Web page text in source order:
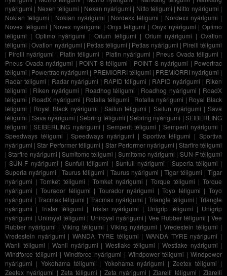
nyárigumi | Nexen téligumi | Nexen nyárigumi | Nitto téligumi | Nitto nyárigumi |
Nokian téligumi | Nokian nyárigumi | Nordexx téligumi | Nordexx nyárigumi |
Novex téligumi | Novex nyárigumi | Onyx téligumi | Onyx nyárigumi | Optimo
téligumi | Optimo nyárigumi |Orium téligumi | Orium nyárigumi |Ovation
téligumi |Ovation nyárigumi | Petlas téligumi | Petlas nyárigumi | Pirelli téligumi
| Pirelli nyárigumi | Platin téligumi | Platin nyárigumi | Pneus Ovada téligumi |
Pneus Ovada nyárigumi | POINT S téligumi | POINT S nyárigumi | Powertrac
téligumi | Powertrac nyárigumi | PREMIORRI téligumi | PREMIORRI nyárigumi |
Radar téligumi | Radar nyárigumi | RAPID téligumi | RAPID nyárigumi | Riken
téligumi | Riken nyárigumi | Roadhog téligumi | Roadhog nyárigumi | RoadX
téligumi | RoadX nyárigumi | Rotalla téligumi | Rotalla nyárigumi | Royal Black
téligumi | Royal Black nyárigumi |Sailun téligumi | Sailun nyárigumi |Sava
téligumi | Sava nyárigumi |Sebring téligumi |Sebring nyárigumi |SEIBERLING
téligumi |SEIBERLING nyárigumi |Semperit téligumi | Semperit nyárigumi |
Speedways téligumi |Speedways nyárigumi | Sportiva téligumi |Sportiva
nyárigumi |Star Performer téligumi | Star Performer nyárigumi | Starfire téligumi
|Starfire nyárigumi |Sumitomo téligumi | Sumitomo nyárigumi | SUN-F téligumi
|SUN-F nyárigumi | Sunfull téligumi | Sunfull nyárigumi | Superia téligumi |
Superia nyárigumi |Taurus téligumi | Taurus nyárigumi | Tigar téligumi |Tigar
nyárigumi |Tomket téligumi | Tomket nyárigumi | Torque téligumi |Torque
nyárigumi |Tourador téligumi | Tourador nyárigumi |Toyo téligumi |Toyo
nyárigumi | Tracmax téligumi |Tracmax nyárigumi | Triangle téligumi |Triangle
nyárigumi | Tristar téligumi | Tristar nyárigumi | Unigrip téligumi | Unigrip
nyárigumi | Uniroyal téligumi | Uniroyal nyárigumi |Vee Rubber téligumi |Vee
Rubber nyárigumi | Viking téligumi | Viking nyárigumi |Vredestein téligumi |
Vredestein nyárigumi |WANDA TYRE téligumi | WANDA TYRE nyárigumi |
Wanli téligumi |Wanli nyárigumi | Westlake téligumi |Westlake nyárigumi |
Windforce téligumi | Windforce nyárigumi | Windpower téligumi | Windpower
nyárigumi | Yokohama téligumi | Yokohama nyárigumi |Zeetex téligumi |
Zeetex nyárigumi | Zeta téligumi | Zeta nyárigumi |Ziarelli téligumi | Ziarelli